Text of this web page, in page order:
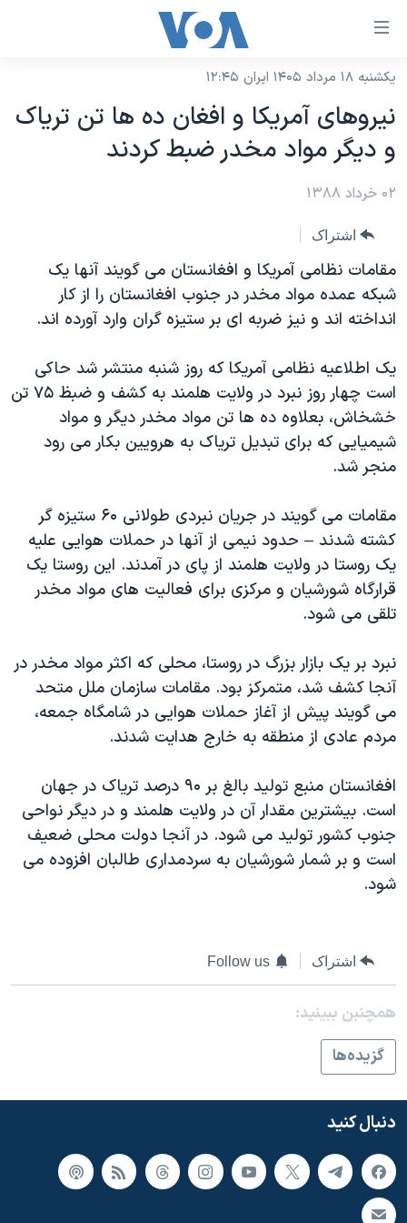
لینکهای
دسترسی
جهش
محتوای
اصلی
صفحه
اصلی
جهش
به
جستجو
نسخه سبک وب‌سایت
موضوع ها
ایران
آمریکا
جهان
ورزشی
گزیده‌ها
ویژه برنامه‌ها
ویدیوها
فرهنگ و زندگی
حقوق شهروندی
علم و فناوری
اسرائیل در جنگ
گالری عکس
آرشیو پخش زنده
برنامه های تلویزیونی
جدول برنامه ها
صفحه‌های ویژه
جام جهانی ۲۰۲۶
عملیات خشم حماسی
۲۵۰سالگی آمریکا
بایگانی برنامه‌های تلویزیونی
مستندها
انتخابات ریاست جمهوری آمریکا ۲۰۲۴
رمز مهسا
ورزش زنان در ایران
اعتراضات زن، زندگی، آزادی
مجموعه مستندهای دادخواهی
تریبونال مردمی آبان ۹۸
دادگاه حمید نوری
چهل سال گروگان‌گیری
قانون شفافیت دارائی کادر رهبری ایران
اعتراضات مردمی آبان ۹۸
اسرائیل در جنگ
نرگس محمدی برنده جایزه نوبل صلح
همایش محافظه‌کاران آمریکا «سی‌پک»
فرکانس‌های صدای آمریکا
پخش رادیویی
یادگیری زبان انگلیسی
دنبال کنید
زبانهای مختلف
یکشنبه ۱۸ مرداد ۱۴۰۵ ایران ۱۲:۴۵
نیروهای آمریکا و افغان ده ها تن تریاک
و دیگر مواد مخدر ضبط کردند
۰۲ خرداد ۱۳۸۸
اشتراک
مقامات نظامی آمریکا و افغانستان می گویند آنها یک
شبکه عمده مواد مخدر در جنوب افغانستان را از کار
انداخته اند و نیز ضربه ای بر ستیزه گران وارد آورده اند.
یک اطلاعیه نظامی آمریکا که روز شنبه منتشر شد حاکی
است چهار روز نبرد در ولایت هلمند به کشف و ضبظ ۷۵ تن
خشخاش، بعلاوه ده ها تن مواد مخدر دیگر و مواد
شیمیایی که برای تبدیل تریاک به هرویین بکار می رود
منجر شد.
مقامات می گویند در جریان نبردی طولانی ۶۰ ستیزه گر
کشته شدند – حدود نیمی از آنها در حملات هوایی علیه
یک روستا در ولایت هلمند از پای در آمدند. این روستا یک
قرارگاه شورشیان و مرکزی برای فعالیت های مواد مخدر
تلقی می شود.
نبرد بر یک بازار بزرگ در روستا، محلی که اکثر مواد مخدر در
آنجا کشف شد، متمرکز بود. مقامات سازمان ملل متحد
می گویند پیش از آغاز حملات هوایی در شامگاه جمعه،
مردم عادی از منطقه به خارج هدایت شدند.
افغانستان منبع تولید بالغ بر ۹۰ درصد تریاک در جهان
است. بیشترین مقدار آن در ولایت هلمند و در دیگر نواحی
جنوب کشور تولید می شود. در آنجا دولت محلی ضعیف
است و بر شمار شورشیان به سردمداری طالبان افزوده می
شود.
اشتراک Follow us
همچنبن ببینید:
گزيده‌ها
دنبال کنید